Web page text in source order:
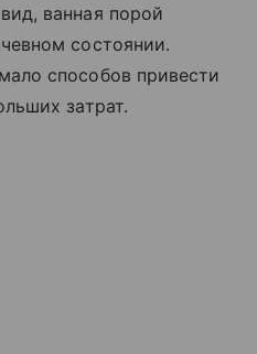
ванная порой
состоянии.
способов привести
затрат.